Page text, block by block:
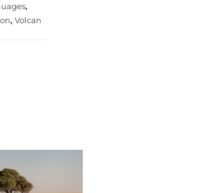
,
, Volcan